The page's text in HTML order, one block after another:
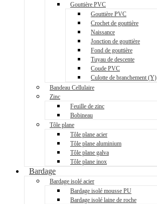
Gouttière PVC
Gouttière PVC
Crochet de gouttière
Naissance
Jonction de gouttière
Fond de gouttière
Tuyau de descente
Coude PVC
Culotte de branchement (Y)
Bandeau Cellulaire
Zinc
Feuille de zinc
Bobineau
Tôle plane
Tôle plane acier
Tôle plane aluminium
Tôle plane galva
Tôle plane inox
Bardage
Bardage isolé acier
Bardage isolé mousse PU
Bardage isolé laine de roche